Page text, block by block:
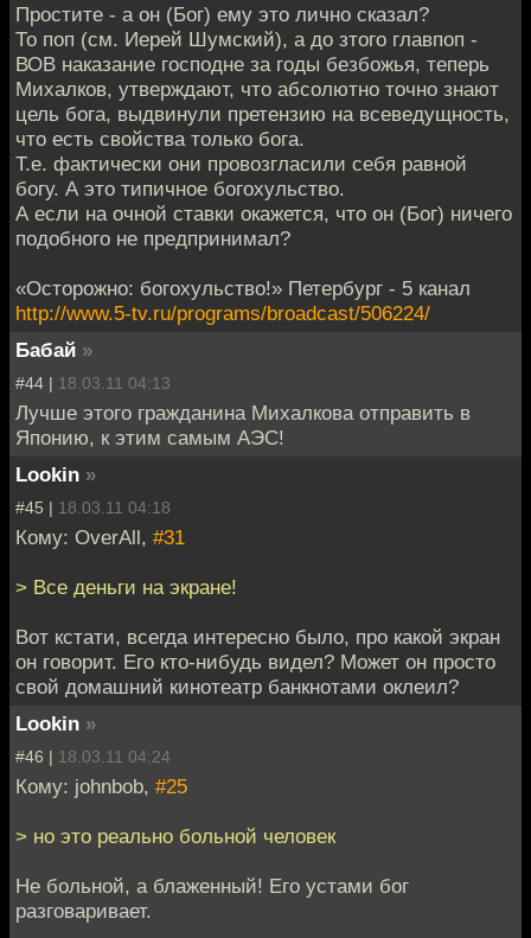
Простите - а он (Бог) ему это лично сказал?
То поп (см. Иерей Шумский), а до зтого главпоп -
ВОВ наказание господне за годы безбожья, теперь
Михалков, утверждают, что абсолютно точно знают
цель бога, выдвинули претензию на всеведущность,
что есть свойства только бога.
Т.е. фактически они провозгласили себя равной
богу. А это типичное богохульство.
А если на очной ставки окажется, что он (Бог) ничего
подобного не предпринимал?
«Осторожно: богохульство!» Петербург - 5 канал
http://www.5-tv.ru/programs/broadcast/506224/
Бабай »
#44 | 18.03.11 04:13
Лучше этого гражданина Михалкова отправить в
Японию, к этим самым АЭС!
Lookin »
#45 | 18.03.11 04:18
Кому: OverAll, #31
> Все деньги на экране!
Вот кстати, всегда интересно было, про какой экран
он говорит. Его кто-нибудь видел? Может он просто
свой домашний кинотеатр банкнотами оклеил?
Lookin »
#46 | 18.03.11 04:24
Кому: johnbob, #25
> но это реально больной человек
Не больной, а блаженный! Его устами бог
разговаривает.